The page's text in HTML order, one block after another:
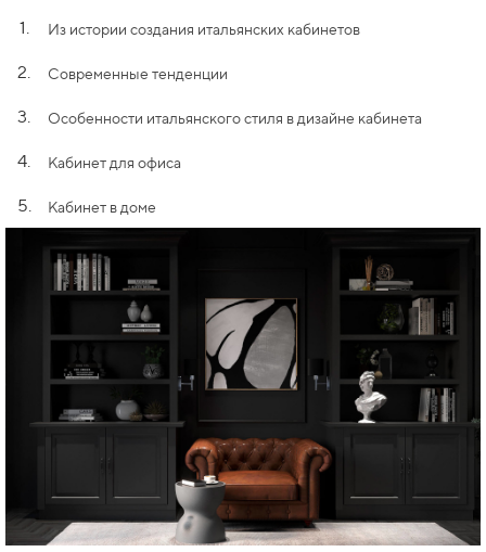
1.
Из истории создания итальянских кабинетов
2. Современные тенденции
3. Особенности итальянского стиля в дизайне кабинета
4. Кабинет для офиса
5. Кабинет в доме